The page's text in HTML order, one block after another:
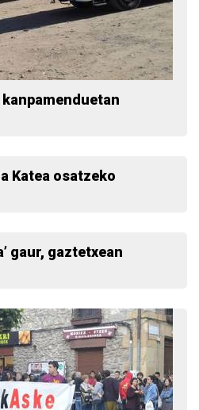
Katea osatzeko
gaur, gaztetxean